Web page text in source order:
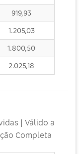
919,93
1.205,03
1.800,50
2.025,18
| Válido a
Completa